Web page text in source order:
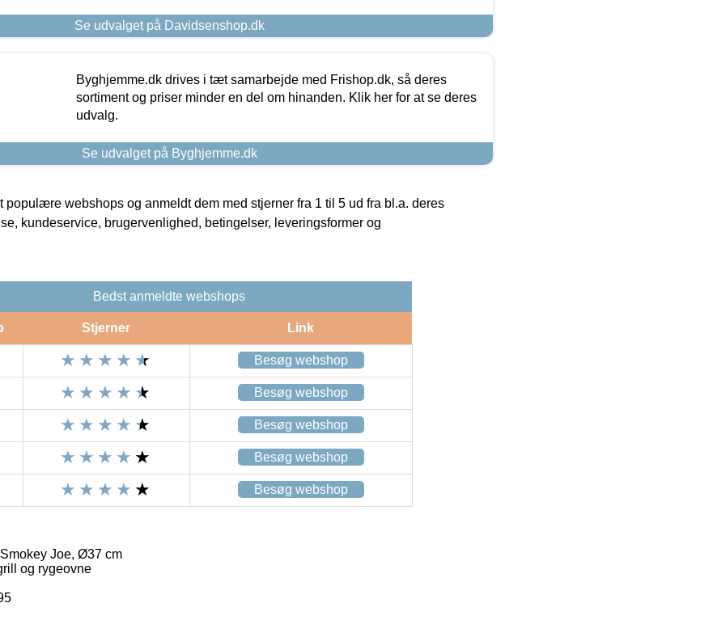
Se udvalget på Davidsenshop.dk
Byghjemme.dk drives i tæt samarbejde med Frishop.dk, så deres
sortiment og priser minder en del om hinanden. Klik her for at se deres
udvalg.
Se udvalget på Byghjemme.dk
populære webshops og anmeldt dem med stjerner fra 1 til 5 ud fra bl.a. deres
kundeservice, brugervenlighed, betingelser, leveringsformer og
Bedst anmeldte webshops
Stjerner Link
Besøg webshop
Besøg webshop
Besøg webshop
Besøg webshop
Besøg webshop
Joe, Ø37 cm
og rygeovne